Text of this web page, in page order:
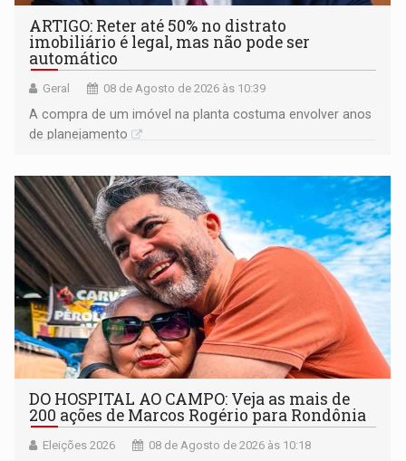
ARTIGO: Reter até 50% no distrato
imobiliário é legal, mas não pode ser
automático
Geral 08 de Agosto de 2026 às 10:39
A compra de um imóvel na planta costuma envolver anos
de planejamento
DO HOSPITAL AO CAMPO: Veja as mais de
200 ações de Marcos Rogério para Rondônia
Eleições 2026 08 de Agosto de 2026 às 10:18